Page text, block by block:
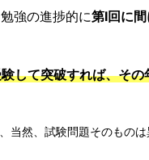
強の進捗的に第Ⅰ回に
して突破すれば、その
当然、試験問題そのものは